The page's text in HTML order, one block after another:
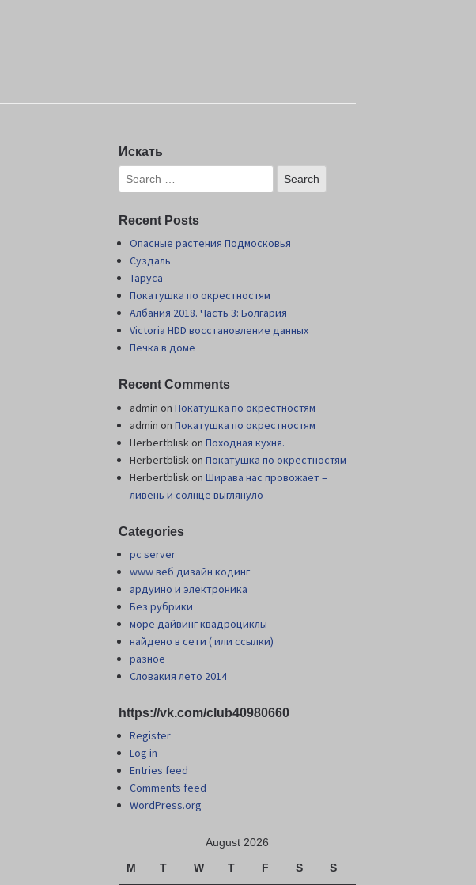
Искать
Recent Posts
Опасные растения Подмосковья
Суздаль
Таруса
Покатушка по окрестностям
Албания 2018. Часть 3: Болгария
Victoria HDD восстановление данных
Печка в доме
Recent Comments
admin on Покатушка по окрестностям
admin on Покатушка по окрестностям
Herbertblisk on Походная кухня.
Herbertblisk on Покатушка по окрестностям
Herbertblisk on Шиpава нас провожает –
ливень и солнце выглянуло
Categories
pc server
www веб дизайн кодинг
ардуино и электроника
Без рубрики
море дайвинг квадроциклы
найдено в сети ( или ссылки)
разное
Словакия лето 2014
https://vk.com/club40980660
Register
Log in
Entries feed
Comments feed
WordPress.org
August 2026
M
T W T F S S